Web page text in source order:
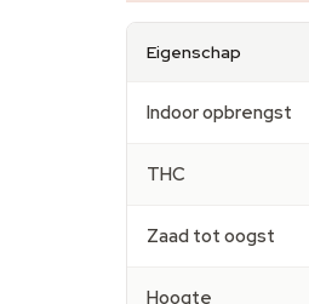
Eigenschap
Indoor opbrengst
THC
Zaad tot oogst
Hoogte